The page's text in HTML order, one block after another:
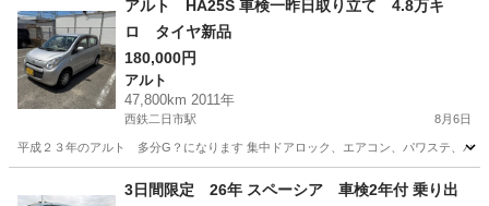
アルト HA25S 車検一昨日取り立て 4.8万キ
ロ タイヤ新品
180,000円
アルト
47,800km 2011年
西鉄二日市駅 8月6日
平成２３年のアルト 多分G？になります 集中ドアロック、エアコン、パワステ、パ
西鉄二日市駅 アルト
3日間限定 26年 スペーシア 車検2年付 乗り出